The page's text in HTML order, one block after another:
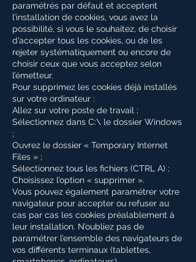
paramétrés par défaut et acceptent
l’installation de cookies, vous avez la
possibilité, si vous le souhaitez, de choisir
d’accepter tous les cookies, ou de les
rejeter systématiquement ou encore de
choisir ceux que vous acceptez selon
l’émetteur.
Pour supprimez les cookies déjà installés
sur votre ordinateur :
Allez sur votre poste de travail ;
Sélectionnez dans C:\ le dossier Windows
;
Ouvrez le dossier « Temporary Internet
Files » ;
Sélectionnez tous les fichiers (CTRL A) ;
Choisissez l’option « supprimer ».
Vous pouvez également paramétrer votre
navigateur pour accepter ou refuser au
cas par cas les cookies préalablement à
leur installation. N’oubliez pas de
paramétrer l’ensemble des navigateurs de
vos différents terminaux (tablettes,